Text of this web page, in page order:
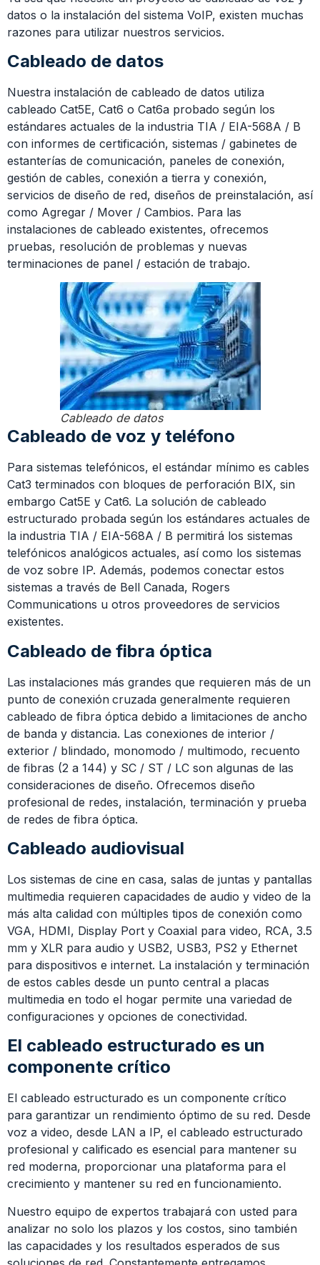
datos o la instalación del sistema VoIP, existen muchas
razones para utilizar nuestros servicios.
Cableado de datos
Nuestra instalación de cableado de datos utiliza
cableado Cat5E, Cat6 o Cat6a probado según los
estándares actuales de la industria TIA / EIA-568A / B
con informes de certificación, sistemas / gabinetes de
estanterías de comunicación, paneles de conexión,
gestión de cables, conexión a tierra y conexión,
servicios de diseño de red, diseños de preinstalación, así
como Agregar / Mover / Cambios. Para las
instalaciones de cableado existentes, ofrecemos
pruebas, resolución de problemas y nuevas
terminaciones de panel / estación de trabajo.
Cableado de datos
Cableado de voz y teléfono
Para sistemas telefónicos, el estándar mínimo es cables
Cat3 terminados con bloques de perforación BIX, sin
embargo Cat5E y Cat6. La solución de cableado
estructurado probada según los estándares actuales de
la industria TIA / EIA-568A / B permitirá los sistemas
telefónicos analógicos actuales, así como los sistemas
de voz sobre IP. Además, podemos conectar estos
sistemas a través de Bell Canada, Rogers
Communications u otros proveedores de servicios
existentes.
Cableado de fibra óptica
Las instalaciones más grandes que requieren más de un
punto de conexión cruzada generalmente requieren
cableado de fibra óptica debido a limitaciones de ancho
de banda y distancia. Las conexiones de interior /
exterior / blindado, monomodo / multimodo, recuento
de fibras (2 a 144) y SC / ST / LC son algunas de las
consideraciones de diseño. Ofrecemos diseño
profesional de redes, instalación, terminación y prueba
de redes de fibra óptica.
Cableado audiovisual
Los sistemas de cine en casa, salas de juntas y pantallas
multimedia requieren capacidades de audio y video de la
más alta calidad con múltiples tipos de conexión como
VGA, HDMI, Display Port y Coaxial para video, RCA, 3.5
mm y XLR para audio y USB2, USB3, PS2 y Ethernet
para dispositivos e internet. La instalación y terminación
de estos cables desde un punto central a placas
multimedia en todo el hogar permite una variedad de
configuraciones y opciones de conectividad.
El cableado estructurado es un
componente crítico
El cableado estructurado es un componente crítico
para garantizar un rendimiento óptimo de su red. Desde
voz a video, desde LAN a IP, el cableado estructurado
profesional y calificado es esencial para mantener su
red moderna, proporcionar una plataforma para el
crecimiento y mantener su red en funcionamiento.
Nuestro equipo de expertos trabajará con usted para
analizar no solo los plazos y los costos, sino también
las capacidades y los resultados esperados de sus